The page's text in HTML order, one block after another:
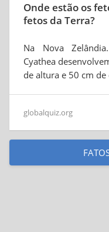
Onde estão os
fetos da Terra?
Na Nova
Cyathea
de altura e 50 cm
globalquiz.org